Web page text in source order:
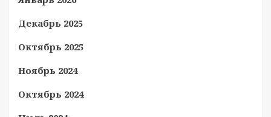
Декабрь 2025
Октябрь 2025
Ноябрь 2024
Октябрь 2024